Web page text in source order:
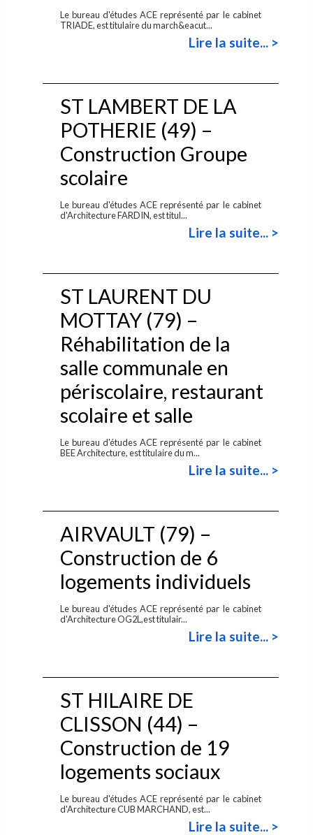
Le bureau d'études ACE représenté par le cabinet
TRIADE, est titulaire du march&eacut...
Lire la suite... >
ST LAMBERT DE LA
POTHERIE (49) –
Construction Groupe
scolaire
Le bureau d'études ACE représenté par le cabinet
d'Architecture FARDIN, est titul...
Lire la suite... >
ST LAURENT DU
MOTTAY (79) –
Réhabilitation de la
salle communale en
périscolaire, restaurant
scolaire et salle
Le bureau d'études ACE représenté par le cabinet
BEE Architecture, est titulaire du m...
Lire la suite... >
AIRVAULT (79) –
Construction de 6
logements individuels
Le bureau d'études ACE représenté par le cabinet
d'Architecture OG2L,est titulair...
Lire la suite... >
ST HILAIRE DE
CLISSON (44) –
Construction de 19
logements sociaux
Le bureau d'études ACE représenté par le cabinet
d'Architecture CUB MARCHAND, est...
Lire la suite... >